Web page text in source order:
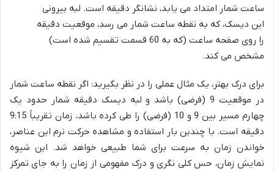
ساعت شمار امتداد می یابد، نشانگر دقیقه است. لبه بیرونی
این دیسک، که به نقطه ساعت شمار می رسد، موقعیت دقیقه
را روی صفحه ساعت (که به 60 قسمت تقسیم شده است)
مشخص می کند.
برای درک بهتر، یک مثال عملی را در نظر بگیرید: اگر نقطه ساعت شمار
در موقعیت 9 (فرضی) باشد و لبه دیسک دقیقه شمار حدود یک
چهارم مسیر بین 9 و 10 (فرضی) را طی کرده باشد، زمان تقریباً 9:15
دقیقه است. با چندین بار استفاده و مشاهده حرکت نرم این عناصر،
خواندن زمان به سرعت برای شما طبیعی خواهد شد. این شیوه
نمایش زمان، حس کلی نگری و درک مفهومی از زمان را به جای تمرکز